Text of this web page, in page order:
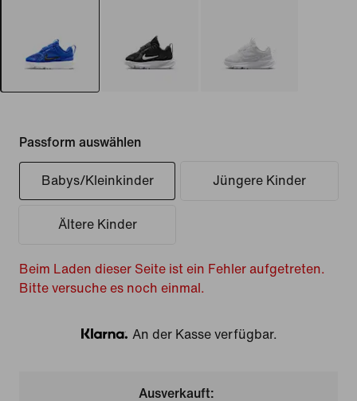
Passform auswählen
Babys/Kleinkinder Jüngere Kinder
Ältere Kinder
Beim Laden dieser Seite ist ein Fehler aufgetreten.
Bitte versuche es noch einmal.
Klarna
An der Kasse verfügbar.
Ausverkauft: